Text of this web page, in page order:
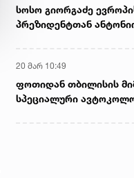
სოსო გიორგაძე
პრეზიდენტთან
20 მარ 10:49
ფოთიდან თბილისის
სპეციალური